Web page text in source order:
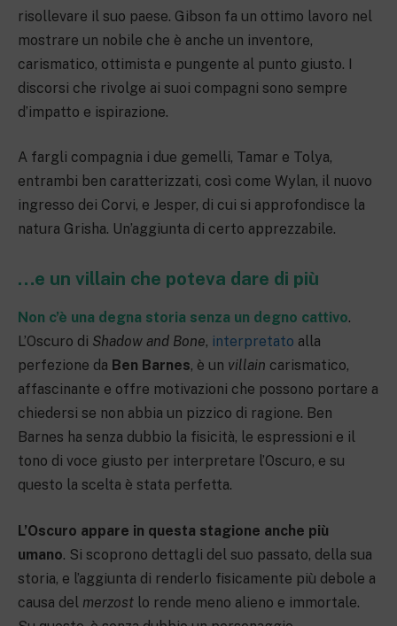
risollevare il suo paese. Gibson fa un ottimo lavoro nel
mostrare un nobile che è anche un inventore,
carismatico, ottimista e pungente al punto giusto. I
discorsi che rivolge ai suoi compagni sono sempre
d’impatto e ispirazione.
A fargli compagnia i due gemelli, Tamar e Tolya,
entrambi ben caratterizzati, così come Wylan, il nuovo
ingresso dei Corvi, e Jesper, di cui si approfondisce la
natura Grisha. Un’aggiunta di certo apprezzabile.
…e un villain che poteva dare di più
Non c’è una degna storia senza un degno cattivo.
L’Oscuro di Shadow and Bone, interpretato alla
perfezione da Ben Barnes, è un villain carismatico,
affascinante e offre motivazioni che possono portare a
chiedersi se non abbia un pizzico di ragione. Ben
Barnes ha senza dubbio la fisicità, le espressioni e il
tono di voce giusto per interpretare l’Oscuro, e su
questo la scelta è stata perfetta.
L’Oscuro appare in questa stagione anche più
umano. Si scoprono dettagli del suo passato, della sua
storia, e l’aggiunta di renderlo fisicamente più debole a
causa del merzost lo rende meno alieno e immortale.